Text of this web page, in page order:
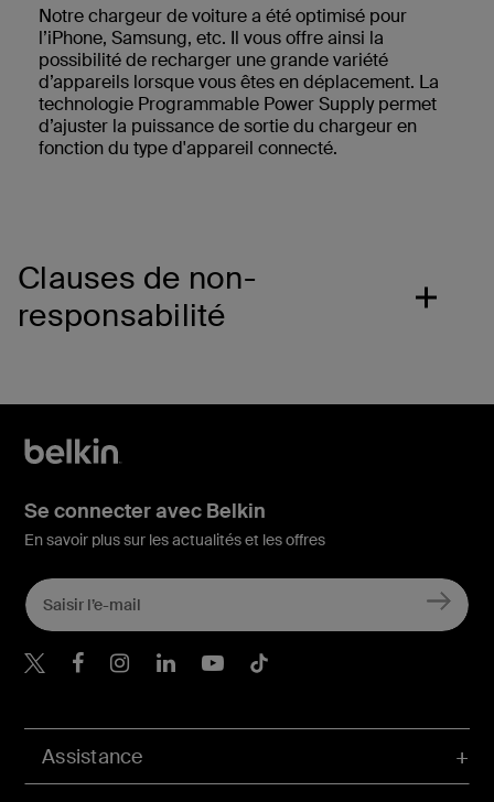
Notre chargeur de voiture a été optimisé pour
l’iPhone, Samsung, etc. Il vous offre ainsi la
possibilité de recharger une grande variété
d’appareils lorsque vous êtes en déplacement. La
technologie Programmable Power Supply permet
d’ajuster la puissance de sortie du chargeur en
fonction du type d'appareil connecté.
Clauses de non-
responsabilité
Assistance
Se connecter avec Belkin
En savoir plus sur les actualités et les offres
Belkin Twitter
Belkin Facebook
Belkin Instagram
Belkin LinkedIn
Belkin Youtube
Belkin TikTok